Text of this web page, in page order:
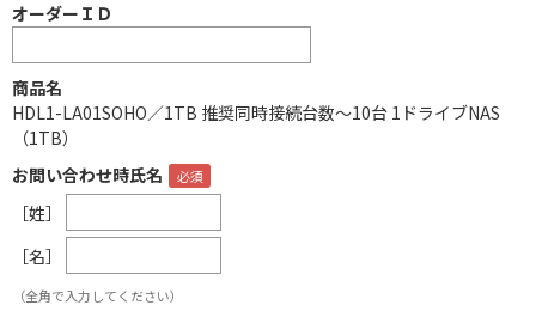
オーダーＩＤ
商品名
HDL1-LA01SOHO／1TB 推奨同時接続台数～10台 1ドライブNAS
（1TB）
お問い合わせ時氏名
［姓］
［名］
（全角で入力してください）